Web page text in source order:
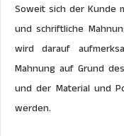
Soweit sich der Kunde
und schriftliche
wird darauf
Mahnung auf Grund
und der Material und
werden.